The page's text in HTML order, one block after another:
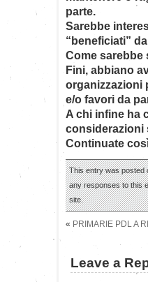
parte.
Sarebbe
“beneficiati”
Come sarebbe
Fini, abbiano
organizzazioni
e/o favori da
A chi infine ha
considerazioni
Continuate
This entry was posted
any responses to this
site.
« PRIMARIE PDL A
Leave a